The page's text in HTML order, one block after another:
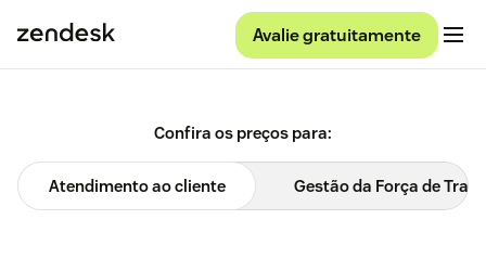
Avalie gratuitamente
Confira os preços para:
Atendimento ao cliente Gestão da Força de